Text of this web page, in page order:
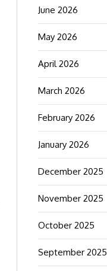
June 2026
May 2026
April 2026
March 2026
February 2026
January 2026
December 2025
November 2025
October 2025
September 2025